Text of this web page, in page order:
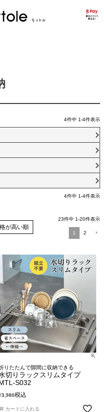
4件中 1-4件表示
4件中 1-4件表示
が高い順
23件中 1-20件表示
1 2
りたたんで隙間に収納できる
切りラックスリムタイプ
S032
3,980税込
カートに入れる